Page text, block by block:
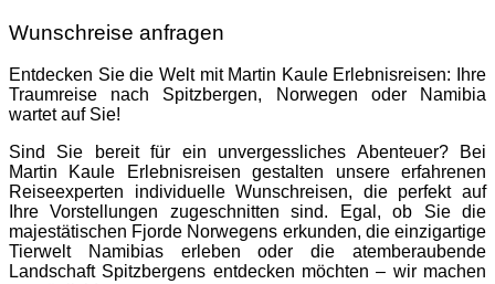
Wunschreise anfragen
Entdecken Sie die Welt mit Martin Kaule Erlebnisreisen: Ihre
Traumreise nach Spitzbergen, Norwegen oder Namibia
wartet auf Sie!
Sind Sie bereit für ein unvergessliches Abenteuer? Bei
Martin Kaule Erlebnisreisen gestalten unsere erfahrenen
Reiseexperten individuelle Wunschreisen, die perfekt auf
Ihre Vorstellungen zugeschnitten sind. Egal, ob Sie die
majestätischen Fjorde Norwegens erkunden, die einzigartige
Tierwelt Namibias erleben oder die atemberaubende
Landschaft Spitzbergens entdecken möchten – wir machen